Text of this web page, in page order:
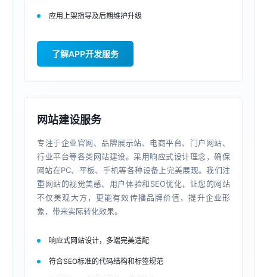
应用上架指导及后期维护升级
了解APP开发服务
网站建设服务
专注于企业官网、品牌展示站、电商平台、门户网站、
行业平台等各类网站建设。采用响应式设计理念，确保
网站在PC、平板、手机等各种设备上完美展现。我们注
重网站的视觉美感、用户体验和SEO优化，让您的网站
不仅美观大方，更能有效传播品牌价值，提升企业形
象，带来实际转化效果。
响应式网站设计，多端完美适配
符合SEO标准的代码结构和标签规范